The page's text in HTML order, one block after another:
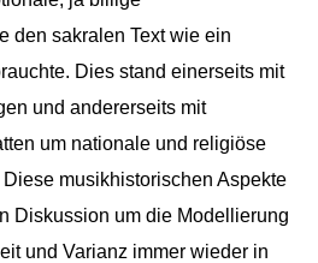
den sakralen Text wie ein
Dies stand einerseits mit
und andererseits mit
um nationale und religiöse
Diese musikhistorischen Aspekte
Diskussion um die Modellierung
und Varianz immer wieder in